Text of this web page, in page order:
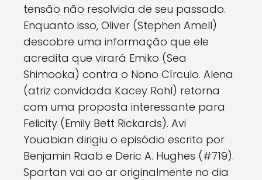
tensão não resolvida de seu passado.
Enquanto isso, Oliver (Stephen Amell)
descobre uma informação que ele
acredita que virará Emiko (Sea
Shimooka) contra o Nono Círculo. Alena
(atriz convidada Kacey Rohl) retorna
com uma proposta interessante para
Felicity (Emily Bett Rickards). Avi
Youabian dirigiu o episódio escrito por
Benjamin Raab e Deric A. Hughes (#719).
Spartan vai ao ar originalmente no dia